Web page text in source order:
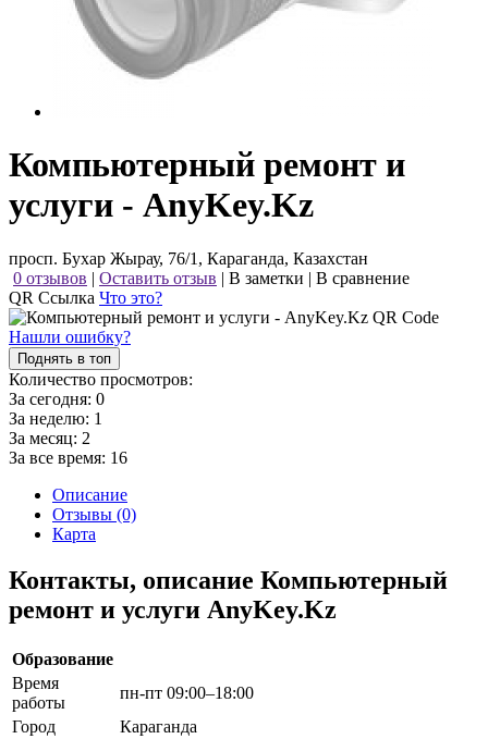
Компьютерный ремонт и
услуги - AnyKey.Kz
просп. Бухар Жырау, 76/1, Караганда, Казахстан
0 отзывов | Оставить отзыв | В заметки | В сравнение
QR Ссылка Что это?
Нашли ошибку?
Поднять в топ
Количество просмотров:
За сегодня: 0
За неделю: 1
За месяц: 2
За все время: 16
Описание
Отзывы (0)
Карта
Контакты, описание Компьютерный
ремонт и услуги AnyKey.Kz
Образование
Время
работы
пн-пт 09:00–18:00
Город
Караганда